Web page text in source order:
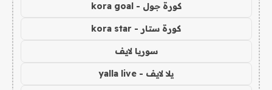
كورة جول - kora goal
كورة ستار - kora star
سوريا لايف
يلا لايف - yalla live